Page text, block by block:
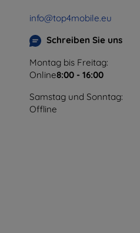
info@top4mobile.eu
Schreiben Sie uns
Montag bis Freitag:
Online8:00 - 16:00
Samstag und Sonntag:
Offline